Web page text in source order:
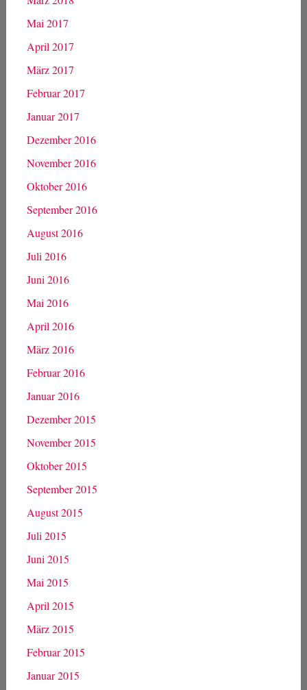
Mai 2017
April 2017
März 2017
Februar 2017
Januar 2017
Dezember 2016
November 2016
Oktober 2016
September 2016
August 2016
Juli 2016
Juni 2016
Mai 2016
April 2016
März 2016
Februar 2016
Januar 2016
Dezember 2015
November 2015
Oktober 2015
September 2015
August 2015
Juli 2015
Juni 2015
Mai 2015
April 2015
März 2015
Februar 2015
Januar 2015